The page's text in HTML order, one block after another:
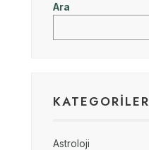
Ara
KATEGORILER
Astroloji